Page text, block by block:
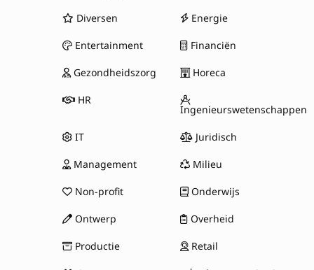
Diversen Energie
Entertainment Financiën
Gezondheidszorg Horeca
HR
Ingenieurswetenschappen
IT Juridisch
Management Milieu
Non-profit Onderwijs
Ontwerp Overheid
Productie Retail